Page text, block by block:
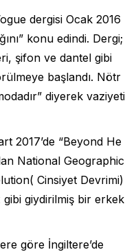
dergisi Ocak 2016
konu edindi. Dergi;
şifon ve dantel gibi
başlandı. Nötr
diyerek vaziyeti
2017’de “Beyond He
National Geographic
Cinsiyet Devrimi)
gibi giydirilmiş bir erkek
göre İngiltere’de